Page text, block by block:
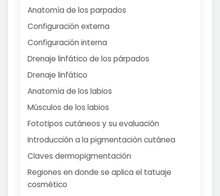
Anatomía de los parpados
Configuración externa
Configuración interna
Drenaje linfático de los párpados
Drenaje linfático
Anatomía de los labios
Músculos de los labios
Fototipos cutáneos y su evaluación
Introducción a la pigmentación cutánea
Claves dermopigmentación
Regiones en donde se aplica el tatuaje
cosmético